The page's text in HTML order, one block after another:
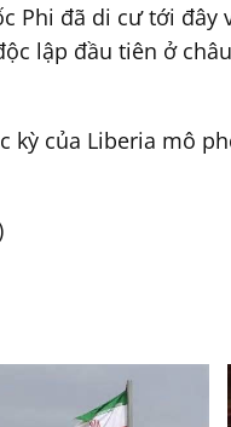
Phi đã di cư tới
lập đầu tiên ở
kỳ của Liberia mô